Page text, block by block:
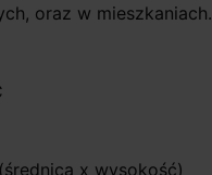
oraz w mieszkaniach.
x wysokość)